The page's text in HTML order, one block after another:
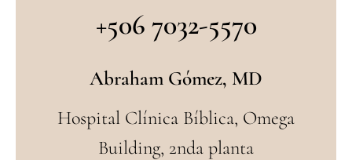
+506 7032-5570
Abraham Gómez, MD
Hospital Clínica Bíblica, Omega
Building, 2nda planta